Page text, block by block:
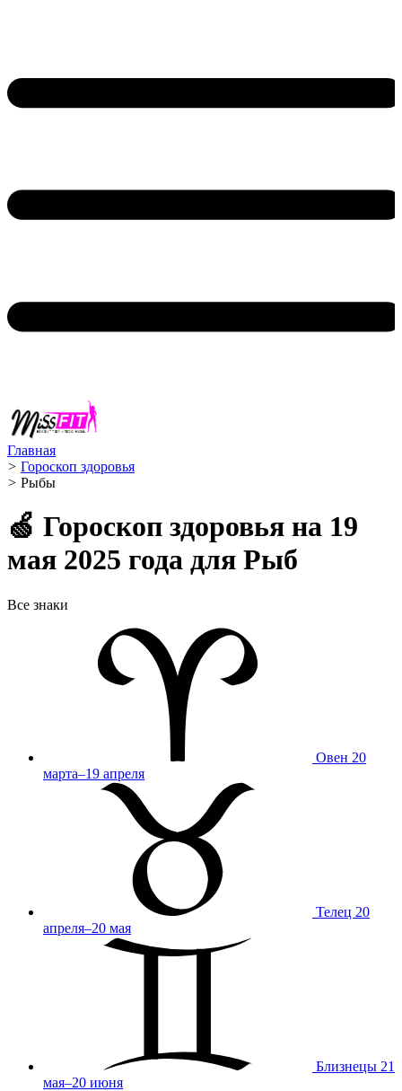
Главная
> Гороскоп здоровья
> Рыбы ️
🍏 Гороскоп здоровья на 19
мая 2025 года для Рыб
Все знаки
Овен 20
марта–19 апреля
Телец 20
апреля–20 мая
Близнецы 21
мая–20 июня